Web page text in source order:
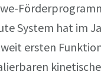
System hat im
ersten